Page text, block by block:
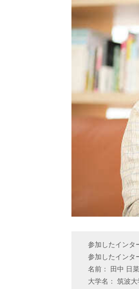
参加したインタ
参加したインタ
名前： 田中 日菜
大学名： 筑波大